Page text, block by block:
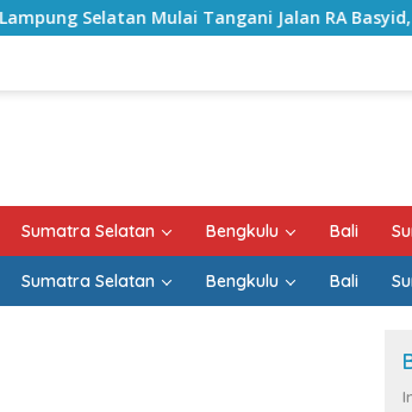
Jalan RA Basyid, Kontrak Proyek Sudah
Sumatra Selatan Bengkulu Bali
Sumatra Selatan Bengkulu Bali